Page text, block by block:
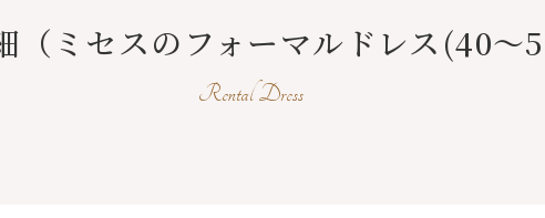
フォーマルドレス
(40～50代の方向け)
フォーマルドレス
(おばあ様向け)
[宅配]
試着・レンタルの流れ
オーダードレス
（ミセスのフォーマルドレス(40～
Rental Dress